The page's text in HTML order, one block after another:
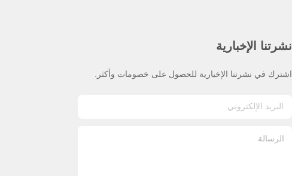
نشرتنا الإخبارية
اشترك في نشرتنا الإخبارية للحصول على خصومات وأكثر.